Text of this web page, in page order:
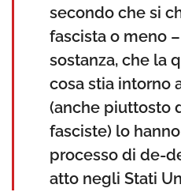
secondo che si
fascista o meno
sostanza, che la
cosa stia intorno
(anche piuttosto
fasciste) lo
processo di de-
atto negli Stati